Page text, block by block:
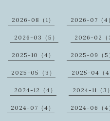
2026-08（1） 2026-07（4）
2026-03（5） 2026-02（3
2025-10（4） 2025-09（5
2025-05（3） 2025-04（4
2024-12（4） 2024-11（3）
2024-07（4） 2024-06（4